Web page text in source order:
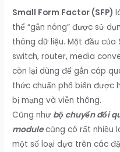
Small Form Factor (SFP)
thể “gắn nóng” được sử
thông dữ liệu. Một đầu của
switch, router, media
còn lại dùng để gắn cáp
thức chuẩn phổ biến được
bị mạng và viễn thông.
Cũng như bộ chuyển đổi
modulecũng có rất nhiều
một số loại dựa trên các